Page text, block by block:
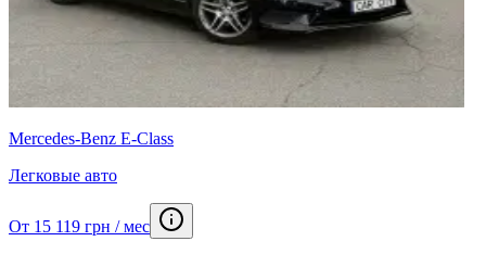
Mercedes-Benz E-Class
Легковые авто
От 15 119 грн / мес